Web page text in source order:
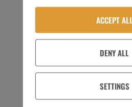
5,60€/kg
exkl. 19 % MwSt.
IN DEN WARENKORB
ACCEPT ALL
DENY ALL
SETTINGS